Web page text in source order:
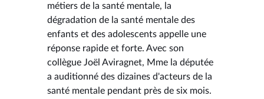
métiers de la santé mentale, la
dégradation de la santé mentale des
enfants et des adolescents appelle une
réponse rapide et forte. Avec son
collègue Joël Aviragnet, Mme la députée
a auditionné des dizaines d'acteurs de la
santé mentale pendant près de six mois.